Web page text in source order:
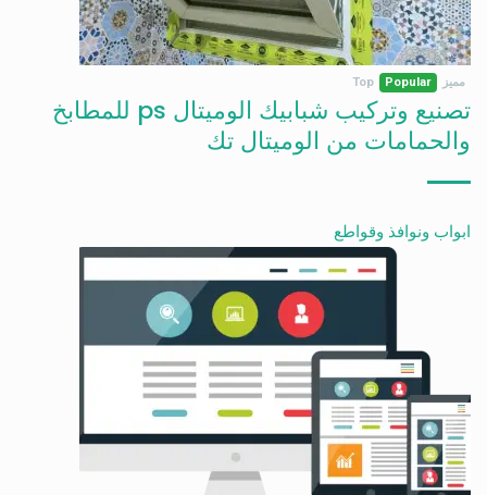
مميز Popular
Top
تصنيع وتركيب شبابيك الوميتال ps للمطابخ
والحمامات من الوميتال تك
ابواب ونوافذ وقواطع